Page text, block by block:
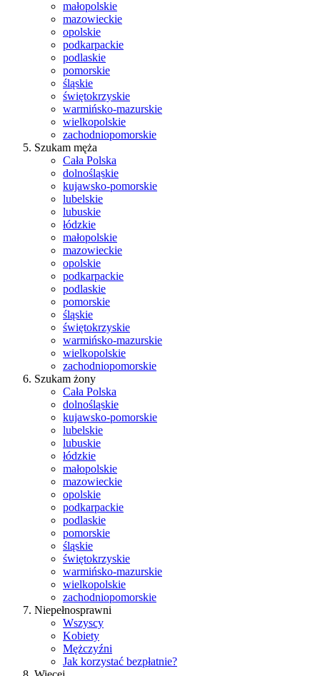
małopolskie
mazowieckie
opolskie
podkarpackie
podlaskie
pomorskie
śląskie
świętokrzyskie
warmińsko-mazurskie
wielkopolskie
zachodniopomorskie
Szukam męża
Cała Polska
dolnośląskie
kujawsko-pomorskie
lubelskie
lubuskie
łódzkie
małopolskie
mazowieckie
opolskie
podkarpackie
podlaskie
pomorskie
śląskie
świętokrzyskie
warmińsko-mazurskie
wielkopolskie
zachodniopomorskie
Szukam żony
Cała Polska
dolnośląskie
kujawsko-pomorskie
lubelskie
lubuskie
łódzkie
małopolskie
mazowieckie
opolskie
podkarpackie
podlaskie
pomorskie
śląskie
świętokrzyskie
warmińsko-mazurskie
wielkopolskie
zachodniopomorskie
Niepełnosprawni
Wszyscy
Kobiety
Mężczyźni
Jak korzystać bezpłatnie?